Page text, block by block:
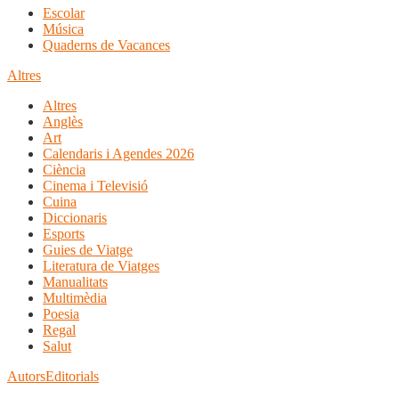
Escolar
Música
Quaderns de Vacances
Altres
Altres
Anglès
Art
Calendaris i Agendes 2026
Ciència
Cinema i Televisió
Cuina
Diccionaris
Esports
Guies de Viatge
Literatura de Viatges
Manualitats
Multimèdia
Poesia
Regal
Salut
AutorsEditorials